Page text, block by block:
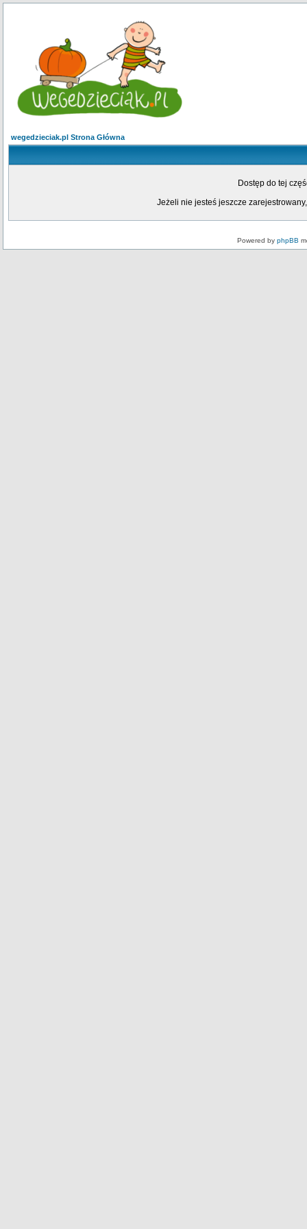
wegedzieciak.pl Strona Główna
Dostęp do tej
Jeżeli nie jesteś jeszcze
Powered by phpBB